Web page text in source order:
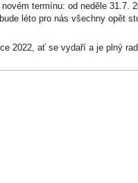
termínu: od neděle 31.7.
léto pro nás všechny opět
2022, ať se vydaří a je plný